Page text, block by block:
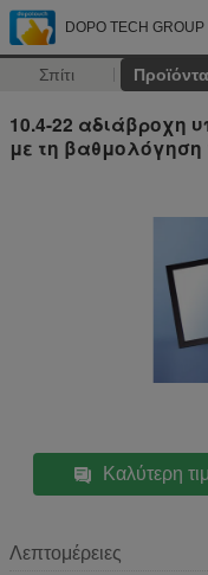
DOPO TECH GROUP
Σπίτι Προϊόντα
10.4-22 αδιάβροχη
με τη βαθμολόγηση
Καλύτερη
Λεπτομέρειες